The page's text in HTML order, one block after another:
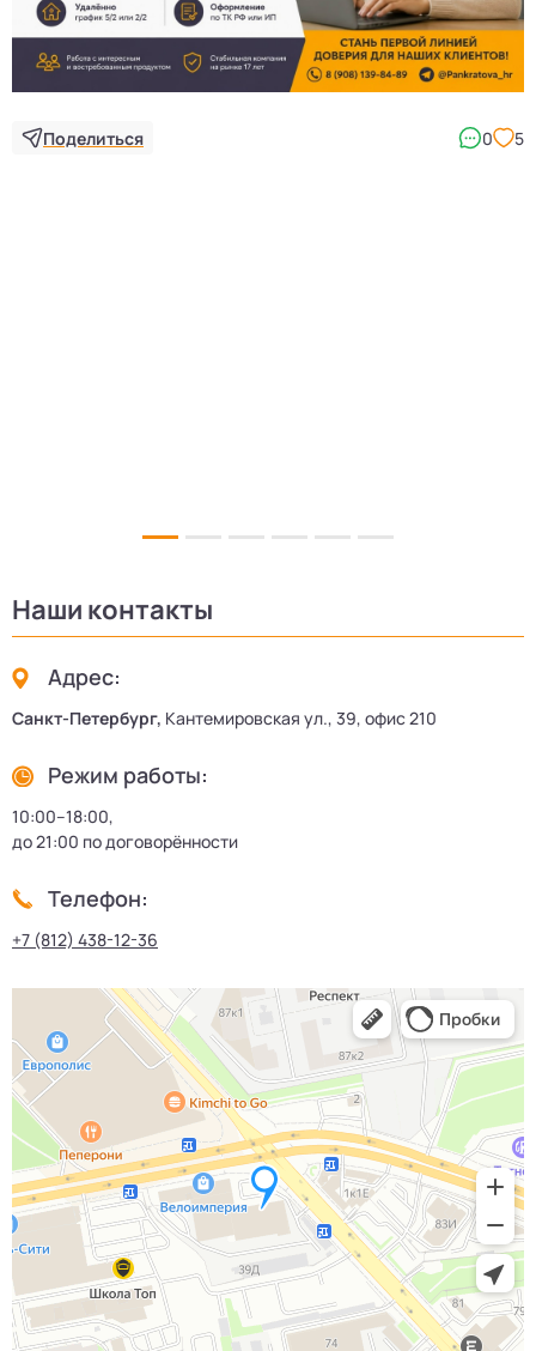
Поделиться 0 5
Наши контакты
Адрес:
Санкт-Петербург, Кантемировская ул., 39, офис 210
Режим работы:
10:00–18:00,
до 21:00 по договорённости
Телефон:
+7 (812) 438-12-36